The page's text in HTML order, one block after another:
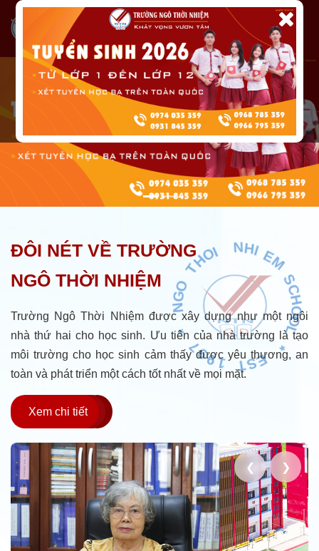
NGO T
H
O
I
N
H
I
E
M
S
C
H
O
O
L
*
E
S
T
1
9
9
7
*
ĐÔI NÉT VỀ TRƯỜNG
NGÔ THỜI NHIỆM
Trường Ngô Thời Nhiệm được xây dựng như một ngôi
nhà thứ hai cho học sinh. Ưu tiên của nhà trường là tạo
môi trường cho học sinh cảm thấy được yêu thương, an
toàn và phát triển một cách tốt nhất về mọi mặt.
Xem chi tiết
❮ ❯